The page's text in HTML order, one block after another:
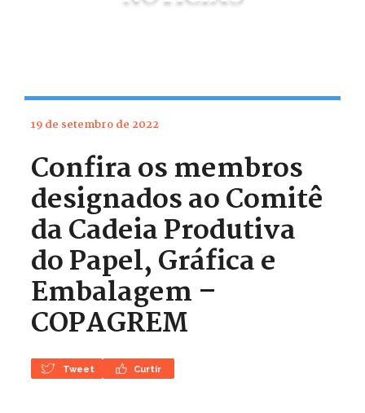
19 de setembro de 2022
Confira os membros
designados ao Comitê
da Cadeia Produtiva
do Papel, Gráfica e
Embalagem –
COPAGREM
Tweet Curtir